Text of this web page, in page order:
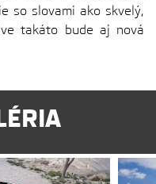
so slovami ako skvelý,
takáto bude aj nová